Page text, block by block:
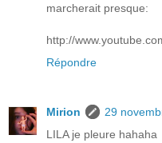
marcherait presque:
http://
Répondre
Mirion
29
LILA je pleure hahaha